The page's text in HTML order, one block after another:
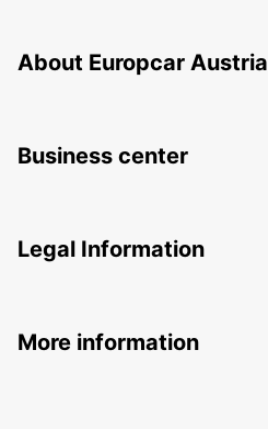
About Europcar Austria
Business center
Legal Information
More information